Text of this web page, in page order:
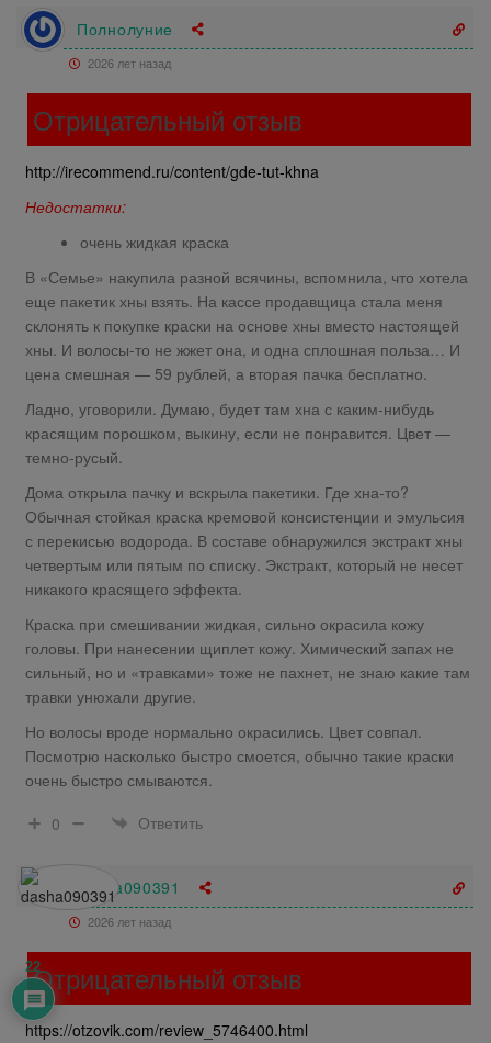
Полнолуние
2026 лет назад
Отрицательный отзыв
http://irecommend.ru/content/gde-tut-khna
Недостатки:
очень жидкая краска
В «Семье» накупила разной всячины, вспомнила, что хотела
еще пакетик хны взять. На кассе продавщица стала меня
склонять к покупке краски на основе хны вместо настоящей
хны. И волосы-то не жжет она, и одна сплошная польза… И
цена смешная — 59 рублей, а вторая пачка бесплатно.
Ладно, уговорили. Думаю, будет там хна с каким-нибудь
красящим порошком, выкину, если не понравится. Цвет —
темно-русый.
Дома открыла пачку и вскрыла пакетики. Где хна-то?
Обычная стойкая краска кремовой консистенции и эмульсия
с перекисью водорода. В составе обнаружился экстракт хны
четвертым или пятым по списку. Экстракт, который не несет
никакого красящего эффекта.
Краска при смешивании жидкая, сильно окрасила кожу
головы. При нанесении щиплет кожу. Химический запах не
сильный, но и «травками» тоже не пахнет, не знаю какие там
травки унюхали другие.
Но волосы вроде нормально окрасились. Цвет совпал.
Посмотрю насколько быстро смоется, обычно такие краски
очень быстро смываются.
0
Ответить
dasha090391
2026 лет назад
Отрицательный отзыв
https://otzovik.com/review_5746400.html
22